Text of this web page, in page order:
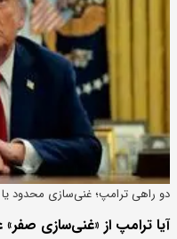
دو راهی ترامپ؛ غنی‌سازی محدود یا
آیا ترامپ از «غنی‌سازی